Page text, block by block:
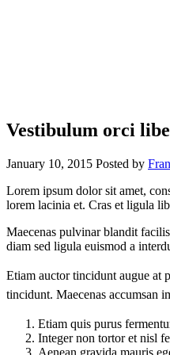
Vestibulum orci
January 10, 2015 Posted by
Lorem ipsum dolor sit amet,
lorem lacinia et. Cras et ligula
Maecenas pulvinar blandit
diam sed ligula euismod a
Etiam auctor tincidunt augue at
tincidunt. Maecenas accumsan
Etiam quis purus
Integer non tortor et nisl